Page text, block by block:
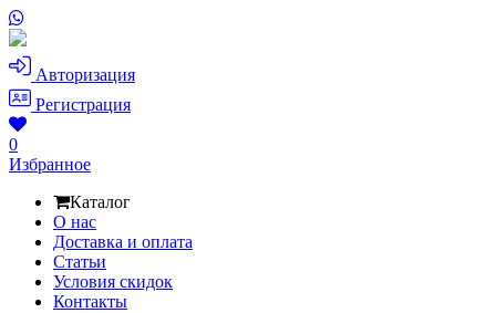
Авторизация
Регистрация
0
Избранное
Каталог
О нас
Доставка и оплата
Статьи
Условия скидок
Контакты